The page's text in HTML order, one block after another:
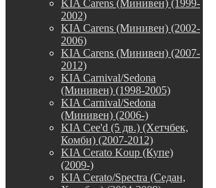
KIA Carens (Минивен) (1999-
2002)
KIA Carens (Минивен) (2002-
2006)
KIA Carens (Минивен) (2007-
2012)
KIA Carnival/Sedona
(Минивен) (1998-2005)
KIA Carnival/Sedona
(Минивен) (2006-)
KIA Cee'd (5 дв.) (Хетчбек,
Комби) (2007-2012)
KIA Cerato Koup (Купе)
(2009-)
KIA Cerato/Spectra (Седан,